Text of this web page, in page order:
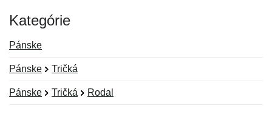
Kategórie
Pánske
Pánske Tričká
Pánske Tričká Rodal